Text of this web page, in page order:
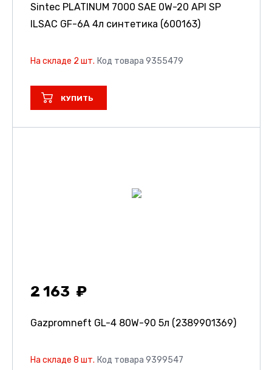
Sintec PLATINUM 7000 SAE 0W-20 API SP
ILSAC GF-6A 4л синтетика (600163)
На складе 2 шт. Код товара 9355479
КУПИТЬ
2 163
Gazpromneft GL-4 80W-90 5л (2389901369)
На складе 8 шт. Код товара 9399547